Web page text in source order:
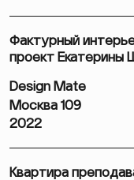
Фактурный
проект Екатерины
Design Mate
Москва 109
2022
Квартира